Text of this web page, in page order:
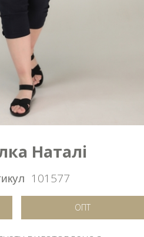
Наталі
101577
ОПТ